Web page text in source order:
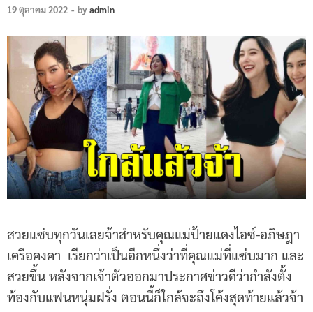
19 ตุลาคม 2022 - byadmin
สวยแซ่บทุกวันเลยจ้าสำหรับคุณแม่ป้ายแดงไอซ์-อภิษฎา
เครือคงคา เรียกว่าเป็นอีกหนึ่งว่าที่คุณแม่ที่แซ่บมาก และ
สวยขึ้น หลังจากเจ้าตัวออกมาประกาศข่าวดีว่ากำลังตั้ง
ท้องกับแฟนหนุ่มฝรั่ง ตอนนี้ก็ใกล้จะถึงโค้งสุดท้ายแล้วจ้า